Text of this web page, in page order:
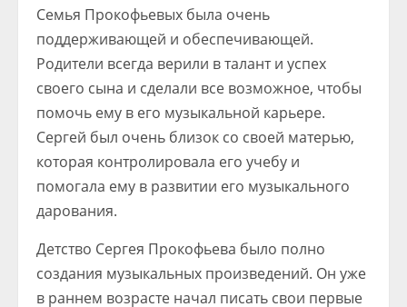
Семья Прокофьевых была очень
поддерживающей и обеспечивающей.
Родители всегда верили в талант и успех
своего сына и сделали все возможное, чтобы
помочь ему в его музыкальной карьере.
Сергей был очень близок со своей матерью,
которая контролировала его учебу и
помогала ему в развитии его музыкального
дарования.
Детство Сергея Прокофьева было полно
создания музыкальных произведений. Он уже
в раннем возрасте начал писать свои первые